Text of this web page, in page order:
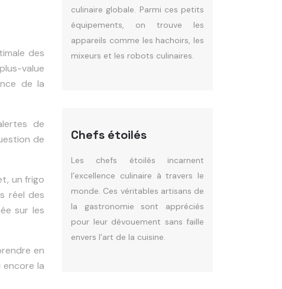
des
value
de la
de
de
un frigo
réel des
sur les
en
encore la
culinaire globale. Parmi ces petits
équipements, on trouve les
appareils comme les hachoirs, les
mixeurs et les robots culinaires.
Chefs étoilés
Les chefs étoilés incarnent
l’excellence culinaire à travers le
monde. Ces véritables artisans de
la gastronomie sont appréciés
pour leur dévouement sans faille
envers l’art de la cuisine.